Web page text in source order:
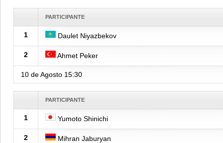
PARTICIPANTE
1 Daulet Niyazbekov
2 Ahmet Peker
10 de Agosto 15:30
PARTICIPANTE
1 Yumoto Shinichi
2 Mihran Jaburyan